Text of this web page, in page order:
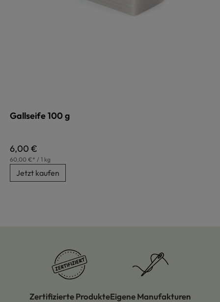
Gallseife 100 g
Regulärer Preis:
6,00 €
60,00 €* / 1 kg
Jetzt kaufen
Zertifizierte ProdukteEigene Manufakturen